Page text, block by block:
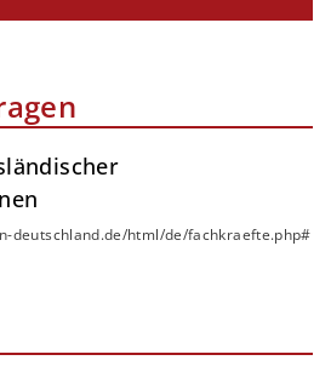
deutschland.de/html/de/fachkraefte.php#